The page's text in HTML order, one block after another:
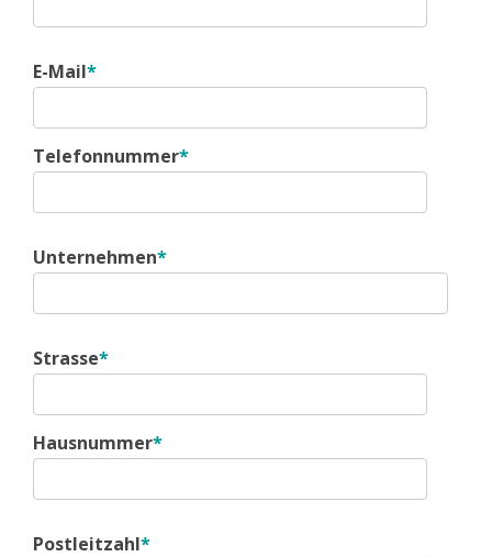
E-Mail*
Telefonnummer*
Unternehmen*
Strasse*
Hausnummer*
Postleitzahl*